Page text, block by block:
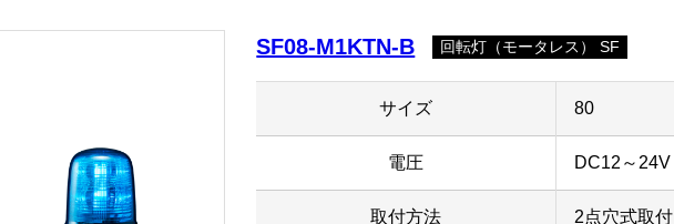
SF08-M1KTN-B 回転灯（モータレス） SF
サイズ 80
電圧 DC12～24V
取付方法 2点穴式取付